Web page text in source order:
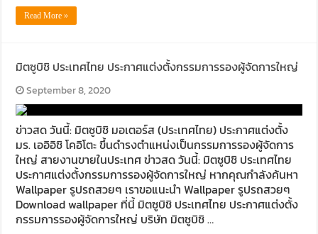
Read More »
มิตซูบิชิ ประเทศไทย ประกาศแต่งตั้งกรรมการรองผู้จัดการใหญ่
September 8, 2020
ข่าวสด วันนี้: มิตซูบิชิ มอเตอร์ส (ประเทศไทย) ประกาศแต่งตั้ง
มร. เออิอิชิ โคอิโตะ ขึ้นดำรงตำแหน่งเป็นกรรมการรองผู้จัดการ
ใหญ่ สายงานขายในประเทศ ข่าวสด วันนี้: มิตซูบิชิ ประเทศไทย
ประกาศแต่งตั้งกรรมการรองผู้จัดการใหญ่ หากคุณกำลังค้นหา
Wallpaper รูปรถสวยๆ เราขอแนะนำ Wallpaper รูปรถสวยๆ
Download wallpaper ที่นี้ มิตซูบิชิ ประเทศไทย ประกาศแต่งตั้ง
กรรมการรองผู้จัดการใหญ่ บริษัท มิตซูบิชิ …